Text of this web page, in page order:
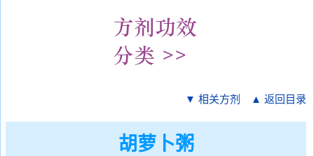
▼ 相关方剂 ▲ 返回目录
胡萝卜粥